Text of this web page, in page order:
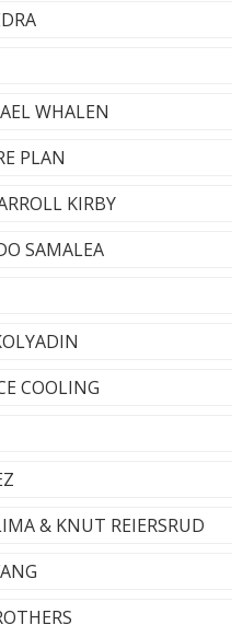
WHALEN
PLAN
KIRBY
SAMALEA
COOLING
& KNUT REIERSRUD